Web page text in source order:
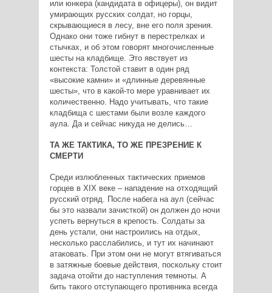
или юнкера (кандидата в офицеры), он видит
умирающих русских солдат, но горцы,
скрывающиеся в лесу, вне его поля зрения.
Однако они тоже гибнут в перестрелках и
стычках, и об этом говорят многочисленные
шесты на кладбище. Это явствует из
контекста: Толстой ставит в один ряд
«высокие камни» и «длинные деревянные
шесты», что в какой-то мере уравнивает их
количественно. Надо учитывать, что такие
кладбища с шестами были возле каждого
аула. Да и сейчас никуда не делись…
ТА ЖЕ ТАКТИКА, ТО ЖЕ ПРЕЗРЕНИЕ К
СМЕРТИ
Среди излюбленных тактических приемов
горцев в XIX веке – нападение на отходящий
русский отряд. После набега на аул (сейчас
бы это назвали зачисткой) он должен до ночи
успеть вернуться в крепость. Солдаты за
день устали, они настроились на отдых,
несколько расслабились, и тут их начинают
атаковать. При этом они не могут втягиваться
в затяжные боевые действия, поскольку стоит
задача отойти до наступления темноты. А
бить такого отступающего противника всегда